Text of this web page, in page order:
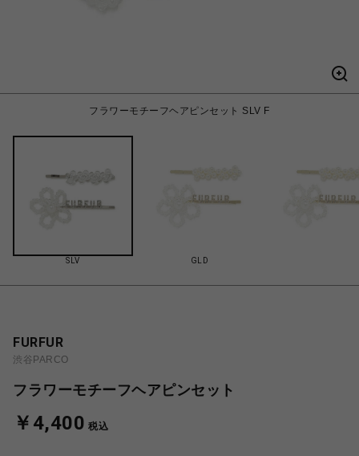
フラワーモチーフヘアピンセット SLV F
SLV GLD
FURFUR
渋谷PARCO
フラワーモチーフヘアピンセット
￥4,400 税込